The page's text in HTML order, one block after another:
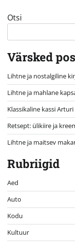
Otsi
Värsked
Lihtne ja nostalgiline
Lihtne ja mahlane
Klassikaline kassi
Retsept: ülikiire ja
Lihtne ja maitsev
Rubriigid
Aed
Auto
Kodu
Kultuur